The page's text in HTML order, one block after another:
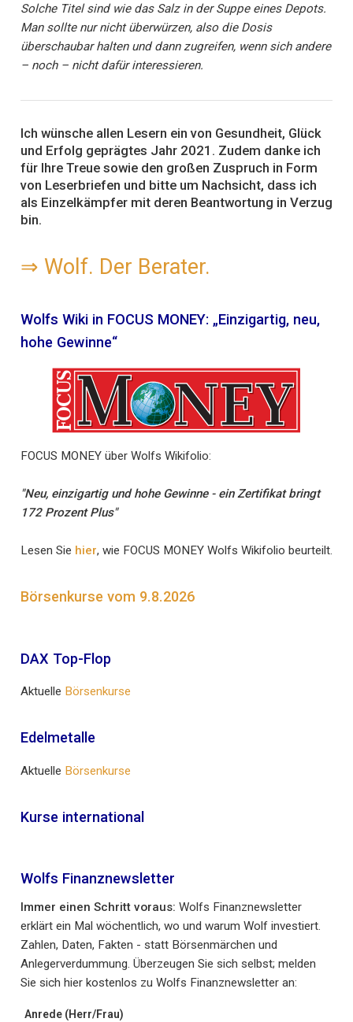
Solche Titel sind wie das Salz in der Suppe eines Depots.
Man sollte nur nicht überwürzen, also die Dosis
überschaubar halten und dann zugreifen, wenn sich andere
– noch – nicht dafür interessieren.
Ich wünsche allen Lesern ein von Gesundheit, Glück
und Erfolg geprägtes Jahr 2021. Zudem danke ich
für Ihre Treue sowie den großen Zuspruch in Form
von Leserbriefen und bitte um Nachsicht, dass ich
als Einzelkämpfer mit deren Beantwortung in Verzug
bin.
⇒ Wolf. Der Berater.
Wolfs Wiki in FOCUS MONEY: „Einzigartig, neu,
hohe Gewinne“
FOCUS MONEY über Wolfs Wikifolio:
"Neu, einzigartig und hohe Gewinne - ein Zertifikat bringt
172 Prozent Plus"
Lesen Sie hier, wie FOCUS MONEY Wolfs Wikifolio beurteilt.
Börsenkurse vom 9.8.2026
DAX Top-Flop
Aktuelle Börsenkurse
Edelmetalle
Aktuelle Börsenkurse
Kurse international
Wolfs Finanznewsletter
Immer einen Schritt voraus: Wolfs Finanznewsletter
erklärt ein Mal wöchentlich, wo und warum Wolf investiert.
Zahlen, Daten, Fakten - statt Börsenmärchen und
Anlegerverdummung. Überzeugen Sie sich selbst; melden
Sie sich hier kostenlos zu Wolfs Finanznewsletter an:
Anrede (Herr/Frau)